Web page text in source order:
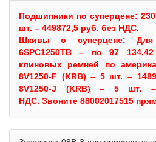
Подшипники по суперцене:
шт. – 449872,5 руб. без НДС.
Шкивыо суперцене:
6SPC1250TB – по 97
клиновых ремней по
8V1250-F (KRB) – 5 шт. –
8V1250-J (KRB) – 5 шт.
НДС. Звоните 88002017515